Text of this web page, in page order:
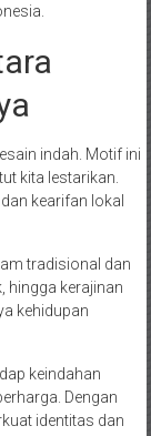
indah. Motif ini
kita lestarikan.
kearifan lokal
tradisional dan
hingga kerajinan
kehidupan
keindahan
Dengan
identitas dan